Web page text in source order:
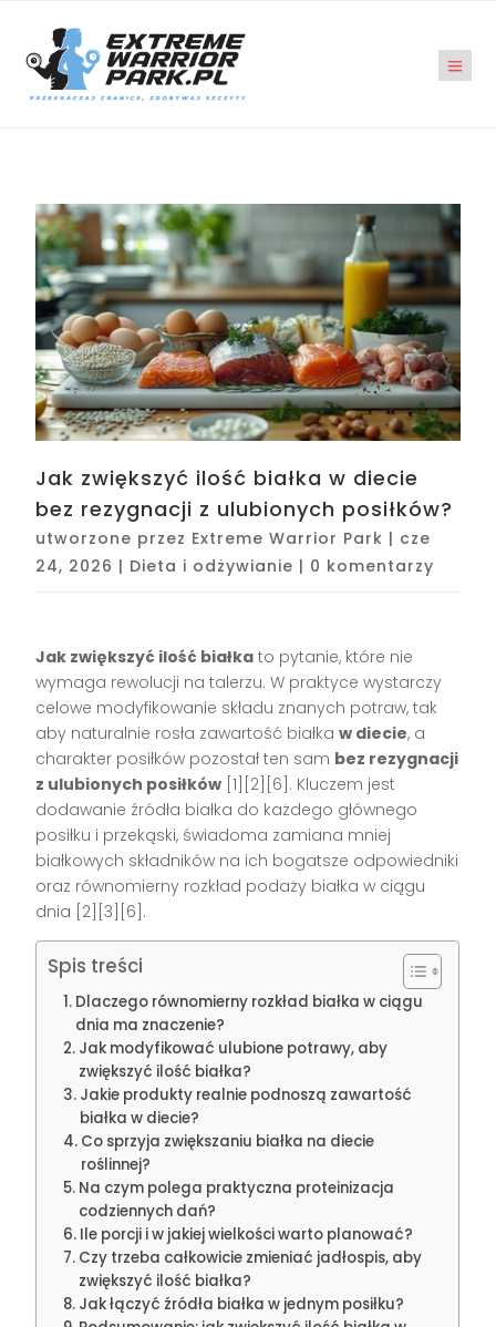
Jak zwiększyć ilość białka w diecie
bez rezygnacji z ulubionych posiłków?
utworzone przez Extreme Warrior Park | cze
24, 2026 | Dieta i odżywianie | 0 komentarzy
Jak zwiększyć ilość białka to pytanie, które nie
wymaga rewolucji na talerzu. W praktyce wystarczy
celowe modyfikowanie składu znanych potraw, tak
aby naturalnie rosła zawartość białkaw diecie, a
charakter posiłków pozostał ten sam bez rezygnacji
z ulubionych posiłków [1][2][6]. Kluczem jest
dodawanie źródła białka do każdego głównego
posiłku i przekąski, świadoma zamiana mniej
białkowych składników na ich bogatsze odpowiedniki
oraz równomierny rozkład podaży białka w ciągu
dnia [2][3][6].
Spis treści
Dlaczego równomierny rozkład białka w ciągu
dnia ma znaczenie?
Jak modyfikować ulubione potrawy, aby
zwiększyć ilość białka?
Jakie produkty realnie podnoszą zawartość
białka w diecie?
Co sprzyja zwiększaniu białka na diecie
roślinnej?
Na czym polega praktyczna proteinizacja
codziennych dań?
Ile porcji i w jakiej wielkości warto planować?
Czy trzeba całkowicie zmieniać jadłospis, aby
zwiększyć ilość białka?
Jak łączyć źródła białka w jednym posiłku?